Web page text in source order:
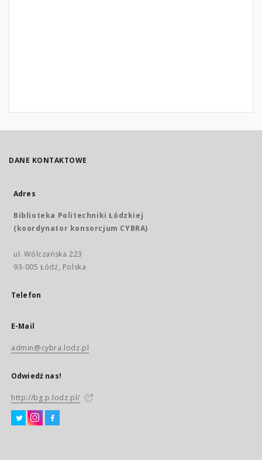
DANE KONTAKTOWE
Adres
Biblioteka Politechniki Łódzkiej
(koordynator konsorcjum CYBRA)
ul. Wólczańska 223
93-005 Łódź, Polska
Telefon
E-Mail
admin@cybra.lodz.pl
Odwiedź nas!
http://bg.p.lodz.pl/